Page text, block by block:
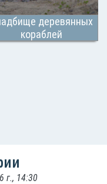
деревянных
кораблей
г., 14:30